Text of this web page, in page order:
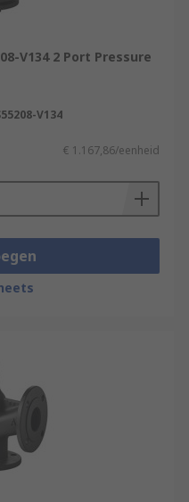
V134 2 Port Pressure
V134
€ 1.167,86/eenheid